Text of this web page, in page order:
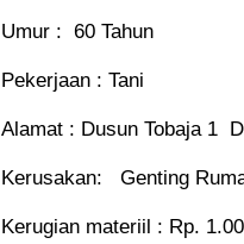
Umur : 60 Tahun
Pekerjaan : Tani
Alamat : Dusun Tobaja 1
Kerusakan: Genting
Kerugian materiil : Rp.